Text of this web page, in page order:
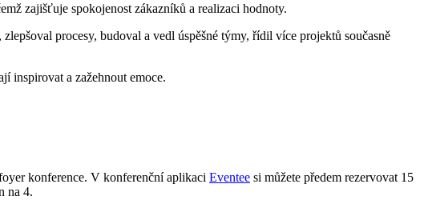
zajišťuje spokojenost zákazníků a realizaci hodnoty.
procesy, budoval a vedl úspěšné týmy, řídil více projektů současně
inspirovat a zažehnout emoce.
konference. V konferenční aplikaci Eventee si můžete předem rezervovat 15
na 4.